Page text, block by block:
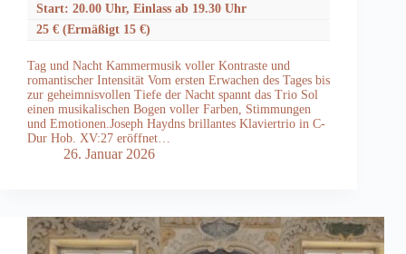
Start: 20.00 Uhr, Einlass ab 19.30 Uhr
25 € (Ermäßigt 15 €)
Tag und Nacht Kammermusik voller Kontraste und
romantischer Intensität Vom ersten Erwachen des Tages bis
zur geheimnisvollen Tiefe der Nacht spannt das Trio Sol
einen musikalischen Bogen voller Farben, Stimmungen
und Emotionen.Joseph Haydns brillantes Klaviertrio in C-
Dur Hob. XV:27 eröffnet…
26. Januar 2026